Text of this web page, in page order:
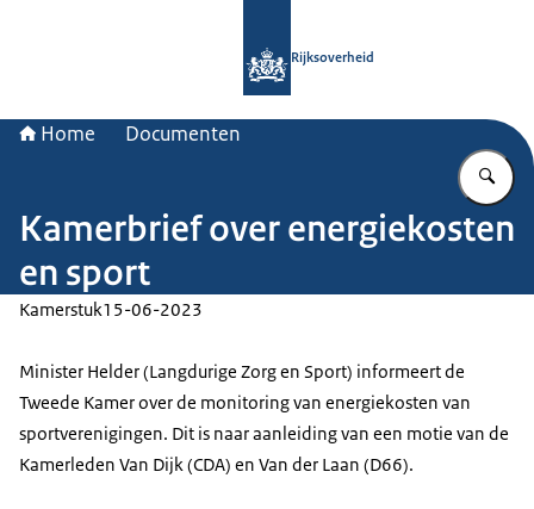
Rijksoverheid
Home Documenten
Kamerbrief over energiekosten
en sport
Kamerstuk15-06-2023
Minister Helder (Langdurige Zorg en Sport) informeert de
Tweede Kamer over de monitoring van energiekosten van
sportverenigingen. Dit is naar aanleiding van een motie van de
Kamerleden Van Dijk (CDA) en Van der Laan (D66).